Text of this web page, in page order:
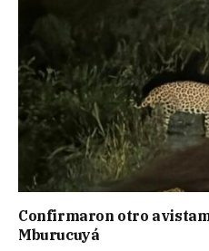
Confirmaron otro
Mburucuyá